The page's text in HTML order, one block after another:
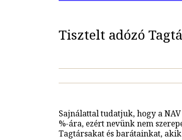
Tisztelt adózó
Sajnálattal tudatjuk, hogy a
%-ára, ezért nevünk nem
Tagtársakat és barátainkat,